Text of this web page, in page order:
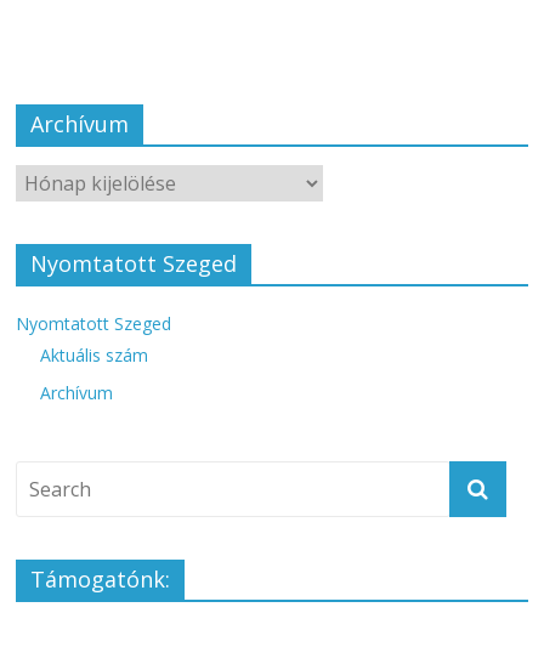
Archívum
Nyomtatott Szeged
Nyomtatott Szeged
Aktuális szám
Archívum
Támogatónk: